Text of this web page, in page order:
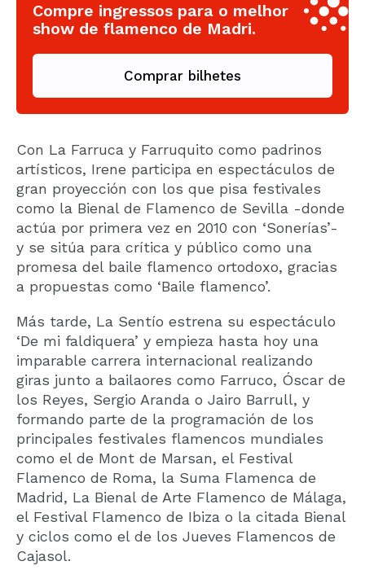
Compre ingressos para o melhor
show de flamenco de Madri.
Comprar bilhetes
Con La Farruca y Farruquito como padrinos
artísticos, Irene participa en espectáculos de
gran proyección con los que pisa festivales
como la Bienal de Flamenco de Sevilla -donde
actúa por primera vez en 2010 con ‘Sonerías’-
y se sitúa para crítica y público como una
promesa del baile flamenco ortodoxo, gracias
a propuestas como ‘Baile flamenco’.
Más tarde, La Sentío estrena su espectáculo
‘De mi faldiquera’ y empieza hasta hoy una
imparable carrera internacional realizando
giras junto a bailaores como Farruco, Óscar de
los Reyes, Sergio Aranda o Jairo Barrull, y
formando parte de la programación de los
principales festivales flamencos mundiales
como el de Mont de Marsan, el Festival
Flamenco de Roma, la Suma Flamenca de
Madrid, La Bienal de Arte Flamenco de Málaga,
el Festival Flamenco de Ibiza o la citada Bienal
y ciclos como el de los Jueves Flamencos de
Cajasol.